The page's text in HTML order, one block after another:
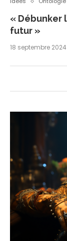
« Débunker
futur »
18 septembre 2024